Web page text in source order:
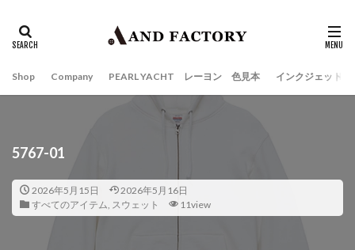
Shop Company PEARL YACHT レーヨン 色見本 インクジェット
5767-01
2026年5月15日
2026年5月16日
すべてのアイテム, スウェット 11view